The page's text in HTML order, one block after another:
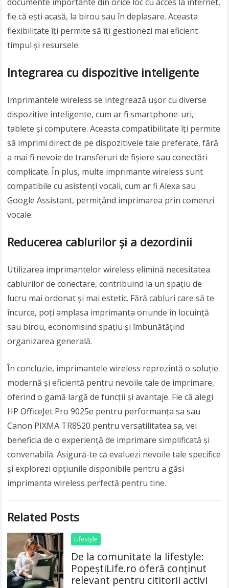
fie că ești acasă, la birou sau în deplasare. Aceasta
flexibilitate îți permite să îți gestionezi mai eficient
timpul și resursele.
Integrarea cu dispozitive inteligente
Imprimantele wireless se integrează ușor cu diverse
dispozitive inteligente, cum ar fi smartphone-uri,
tablete și computere. Aceasta compatibilitate îți permite
să imprimi direct de pe dispozitivele tale preferate, fără
a mai fi nevoie de transferuri de fișiere sau conectări
complicate. În plus, multe imprimante wireless sunt
compatibile cu asistenți vocali, cum ar fi Alexa sau
Google Assistant, permițând imprimarea prin comenzi
vocale.
Reducerea cablurilor și a dezordinii
Utilizarea imprimantelor wireless elimină necesitatea
cablurilor de conectare, contribuind la un spațiu de
lucru mai ordonat și mai estetic. Fără cabluri care să te
încurce, poți amplasa imprimanta oriunde în locuință
sau birou, economisind spațiu și îmbunătățind
organizarea generală.
În concluzie, imprimantele wireless reprezintă o soluție
modernă și eficientă pentru nevoile tale de imprimare,
oferind o gamă largă de funcții și avantaje. Fie că alegi
HP OfficeJet Pro 9025e pentru performanța sa sau
Canon PIXMA TR8520 pentru versatilitatea sa, vei
beneficia de o experiență de imprimare simplificată și
convenabilă. Asigură-te că evaluezi nevoile tale specifice
și explorezi opțiunile disponibile pentru a găsi
imprimanta wireless perfectă pentru tine.
Related Posts
Lifestyle
De la comunitate la lifestyle:
PopeștiLife.ro oferă conținut
relevant pentru cititorii activi